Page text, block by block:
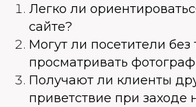
Легко ли
сайте?
Могут ли посетители без
просматривать
Получают ли клиенты
приветствие при заходе